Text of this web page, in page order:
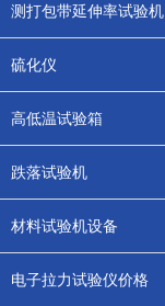
测打包带延伸率试验机
硫化仪
高低温试验箱
跌落试验机
材料试验机设备
电子拉力试验仪价格